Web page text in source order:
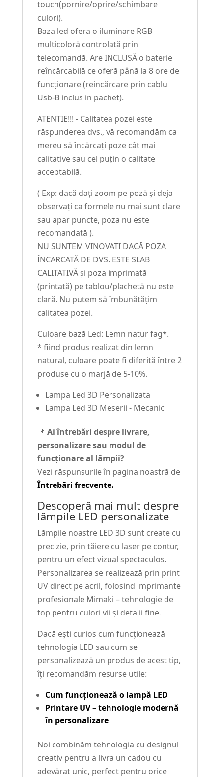
touch(pornire/oprire/schimbare
culori).
Baza led ofera o iluminare RGB
multicoloră controlată prin
telecomandă. Are INCLUSĂ o baterie
reîncărcabilă ce oferă până la 8 ore de
funcționare (reincărcare prin cablu
Usb-B inclus in pachet).
ATENTIE!!! - Calitatea pozei este
răspunderea dvs., vă recomandăm ca
mereu să încărcați poze cât mai
calitative sau cel puțin o calitate
acceptabilă.
( Exp: dacă dați zoom pe poză și deja
observați ca formele nu mai sunt clare
sau apar puncte, poza nu este
recomandată ).
NU SUNTEM VINOVATI DACĂ POZA
ÎNCARCATĂ DE DVS. ESTE SLAB
CALITATIVĂ și poza imprimată
(printată) pe tablou/plachetă nu este
clară. Nu putem să îmbunătățim
calitatea pozei.
Culoare bază Led: Lemn natur fag*.
* fiind produs realizat din lemn
natural, culoare poate fi diferită între 2
produse cu o marjă de 5-10%.
Lampa Led 3D Personalizata
Lampa Led 3D Meserii - Mecanic
📌 Ai întrebări despre livrare,
personalizare sau modul de
funcționare al lămpii?
Vezi răspunsurile în pagina noastră de
Întrebări frecvente.
Descoperă mai mult despre
lămpile LED personalizate
Lămpile noastre LED 3D sunt create cu
precizie, prin tăiere cu laser pe contur,
pentru un efect vizual spectaculos.
Personalizarea se realizează prin print
UV direct pe acril, folosind imprimante
profesionale Mimaki – tehnologie de
top pentru culori vii și detalii fine.
Dacă ești curios cum funcționează
tehnologia LED sau cum se
personalizează un produs de acest tip,
îți recomandăm resurse utile:
Cum funcționează o lampă LED
Printare UV – tehnologie modernă
în personalizare
Noi combinăm tehnologia cu designul
creativ pentru a livra un cadou cu
adevărat unic, perfect pentru orice